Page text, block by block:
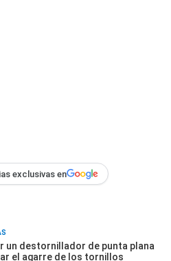
exclusivas en
un destornillador de punta plana
el agarre de los tornillos